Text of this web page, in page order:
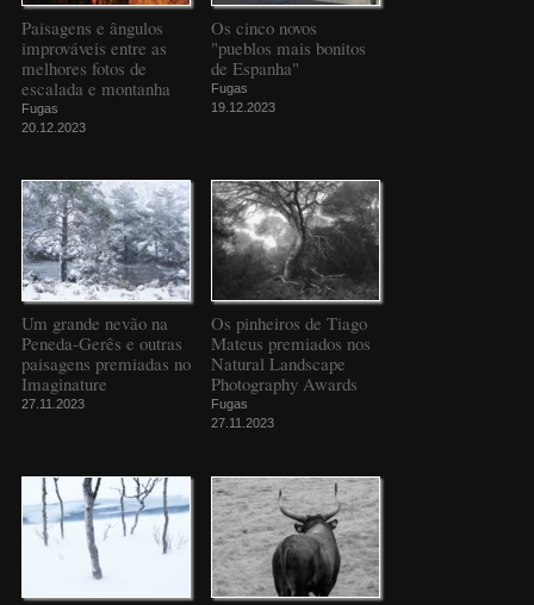
Paisagens e ângulos
improváveis entre as
melhores fotos de
escalada e montanha
Fugas
20.12.2023
Os cinco novos
"pueblos mais bonitos
de Espanha"
Fugas
19.12.2023
Um grande nevão na
Peneda-Gerês e outras
paisagens premiadas no
Imaginature
27.11.2023
Os pinheiros de Tiago
Mateus premiados nos
Natural Landscape
Photography Awards
Fugas
27.11.2023